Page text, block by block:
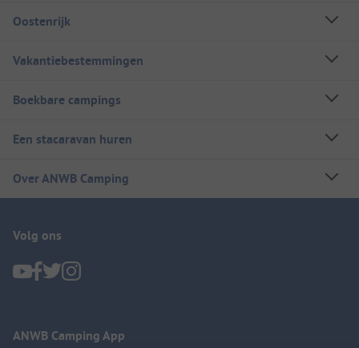
Oostenrijk
Vakantiebestemmingen
Boekbare campings
Een stacaravan huren
Over ANWB Camping
Volg ons
ANWB Camping App